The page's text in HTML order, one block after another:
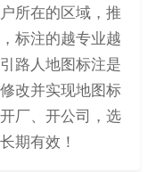
所在的区域，推
标注的越专业越
路人地图标注是
改并实现地图标
厂、开公司，选
期有效！